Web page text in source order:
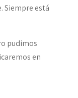
Siempre está
pudimos
en